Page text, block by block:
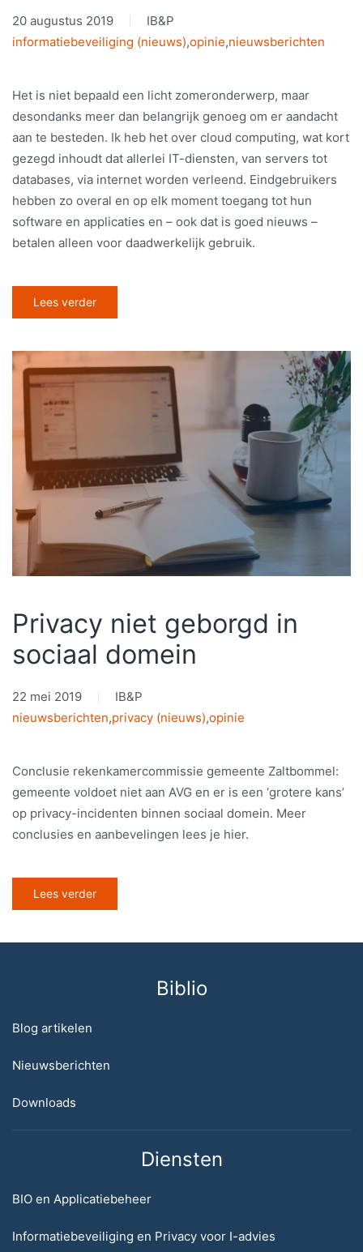
20 augustus 2019
IB&P
informatiebeveiliging (nieuws),opinie,nieuwsberichten
Het is niet bepaald een licht zomeronderwerp, maar
desondanks meer dan belangrijk genoeg om er aandacht
aan te besteden. Ik heb het over cloud computing, wat kort
gezegd inhoudt dat allerlei IT-diensten, van servers tot
databases, via internet worden verleend. Eindgebruikers
hebben zo overal en op elk moment toegang tot hun
software en applicaties en – ook dat is goed nieuws –
betalen alleen voor daadwerkelijk gebruik.
Lees verder
Privacy niet geborgd in
sociaal domein
22 mei 2019
IB&P
nieuwsberichten,privacy (nieuws),opinie
Conclusie rekenkamercommissie gemeente Zaltbommel:
gemeente voldoet niet aan AVG en er is een ‘grotere kans’
op privacy-incidenten binnen sociaal domein. Meer
conclusies en aanbevelingen lees je hier.
Lees verder
Biblio
Blog artikelen
Nieuwsberichten
Downloads
Diensten
BIO en Applicatiebeheer
Informatiebeveiliging en Privacy voor I-advies